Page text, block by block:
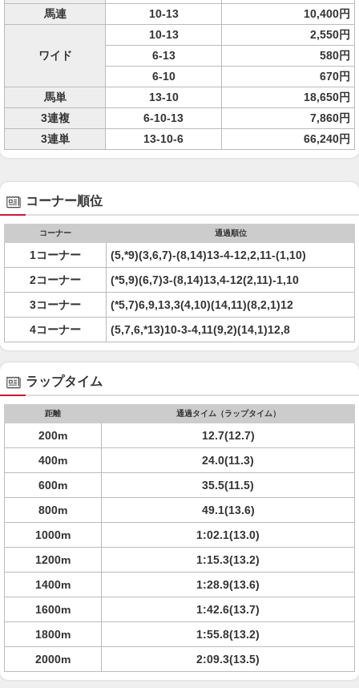
馬連
10-13 10,400円
ワイド
10-13
2,550円
6-13
580円
6-10
670円
馬単
13-10
18,650円
3連複
6-10-13
7,860円
3連単
13-10-6 66,240円
コーナー順位
コーナー 通過順位
1コーナー
(5,*9)(3,6,7)-(8,14)13-4-12,2,11-(1,10)
2コーナー
(*5,9)(6,7)3-(8,14)13,4-12(2,11)-1,10
3コーナー
(*5,7)6,9,13,3(4,10)(14,11)(8,2,1)12
4コーナー
(5,7,6,*13)10-3-4,11(9,2)(14,1)12,8
ラップタイム
距離 通過タイム（ラップタイム）
200m
12.7(12.7)
400m
24.0(11.3)
600m
35.5(11.5)
800m
49.1(13.6)
1000m
1:02.1(13.0)
1200m
1:15.3(13.2)
1400m
1:28.9(13.6)
1600m
1:42.6(13.7)
1800m
1:55.8(13.2)
2000m
2:09.3(13.5)